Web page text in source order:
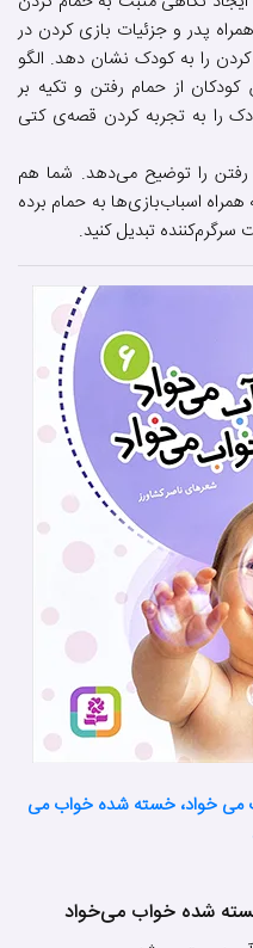
پدر و جزئیات بازی کردن در
را به کودک نشان دهد. الگو
از حمام رفتن و تکیه بر
را به تجربه کردن قصه‌ی کتی
را توضیح می‌دهد. شما هم
همراه اسباب‌بازی‌ها به حمام برده
تبدیل کنید.
می خواد، خسته شده خواب می
شده خواب می‌خواد